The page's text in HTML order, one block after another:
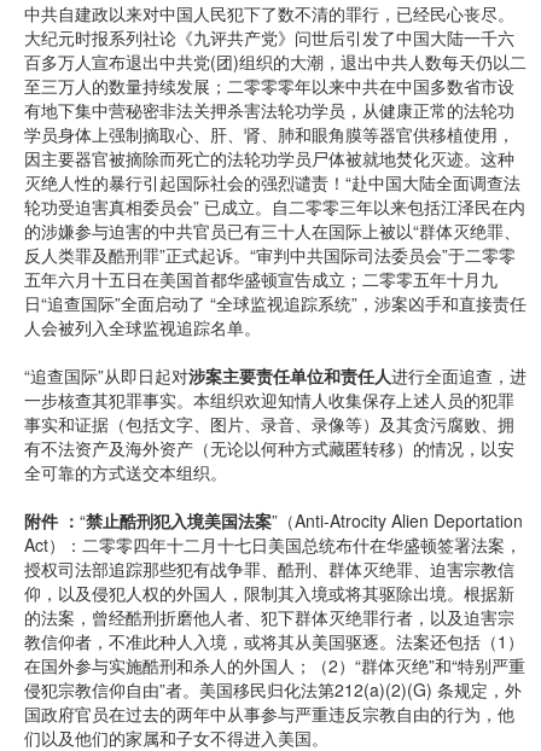
中共自建政以来对中国人民犯下了数不清的罪行，已经民心丧尽。
大纪元时报系列社论《九评共产党》问世后引发了中国大陆一千六
百多万人宣布退出中共党(团)组织的大潮，退出中共人数每天仍以二
至三万人的数量持续发展；二零零零年以来中共在中国多数省市设
有地下集中营秘密非法关押杀害法轮功学员，从健康正常的法轮功
学员身体上强制摘取心、肝、肾、肺和眼角膜等器官供移植使用，
因主要器官被摘除而死亡的法轮功学员尸体被就地焚化灭迹。这种
灭绝人性的暴行引起国际社会的强烈谴责！“赴中国大陆全面调查法
轮功受迫害真相委员会” 已成立。自二零零三年以来包括江泽民在内
的涉嫌参与迫害的中共官员已有三十人在国际上被以“群体灭绝罪、
反人类罪及酷刑罪”正式起诉。“审判中共国际司法委员会”于二零零
五年六月十五日在美国首都华盛顿宣告成立；二零零五年十月九
日“追查国际”全面启动了 “全球监视追踪系统”，涉案凶手和直接责任
人会被列入全球监视追踪名单。
“追查国际”从即日起对涉案主要责任单位和责任人进行全面追查，进
一步核查其犯罪事实。本组织欢迎知情人收集保存上述人员的犯罪
事实和证据（包括文字、图片、录音、录像等）及其贪污腐败、拥
有不法资产及海外资产（无论以何种方式藏匿转移）的情况，以安
全可靠的方式送交本组织。
附件 ： “禁止酷刑犯入境美国法案”（Anti-Atrocity Alien Deportation
Act）：二零零四年十二月十七日美国总统布什在华盛顿签署法案，
授权司法部追踪那些犯有战争罪、酷刑、群体灭绝罪、迫害宗教信
仰，以及侵犯人权的外国人，限制其入境或将其驱除出境。根据新
的法案，曾经酷刑折磨他人者、犯下群体灭绝罪行者，以及迫害宗
教信仰者，不准此种人入境，或将其从美国驱逐。法案还包括（1）
在国外参与实施酷刑和杀人的外国人；（2）“群体灭绝”和“特别严重
侵犯宗教信仰自由”者。美国移民归化法第212(a)(2)(G) 条规定，外
国政府官员在过去的两年中从事参与严重违反宗教自由的行为，他
们以及他们的家属和子女不得进入美国。